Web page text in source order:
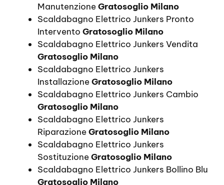
ManutenzioneGratosoglio Milano
Scaldabagno Elettrico Junkers Pronto
Intervento Gratosoglio Milano
Scaldabagno Elettrico Junkers Vendita
Gratosoglio Milano
Scaldabagno Elettrico Junkers
InstallazioneGratosoglio Milano
Scaldabagno Elettrico Junkers Cambio
Gratosoglio Milano
Scaldabagno Elettrico Junkers
RiparazioneGratosoglio Milano
Scaldabagno Elettrico Junkers
SostituzioneGratosoglio Milano
Scaldabagno Elettrico Junkers Bollino Blu
Gratosoglio Milano